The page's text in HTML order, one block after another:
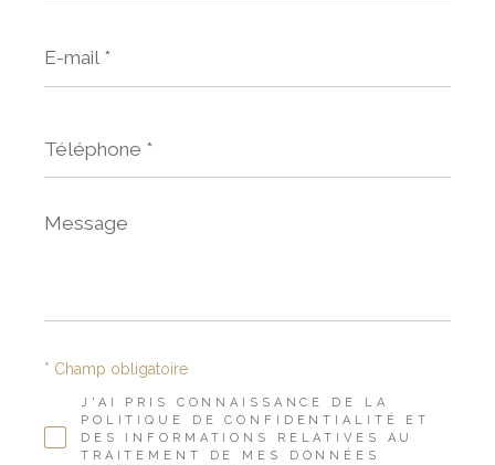
mail
*
Message
J'AI PRIS CONNAISSANCE DE LA
POLITIQUE DE CONFIDENTIALITÉ ET
DES INFORMATIONS RELATIVES AU
TRAITEMENT DE MES DONNÉES
* Champ obligatoire